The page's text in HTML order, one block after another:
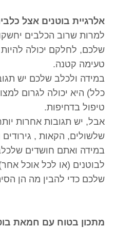
אלרגיית בוטנים אצל
למרות שרוב הכלבים
שלכם, לחלקם יכולה
טעימה קטנה.
במידה ולכלב שלכם יש
כלל) היא יכולה לגרום
טיפול בדחיפות.
אבל, יש תגובות אחרות
שלשולים, הקאות , גירודים
במידה ואתם חושדים
לבוטנים (או לכל אוכל
שלכם כדי להבין מה הן
מתכון בטוח עם חמאת